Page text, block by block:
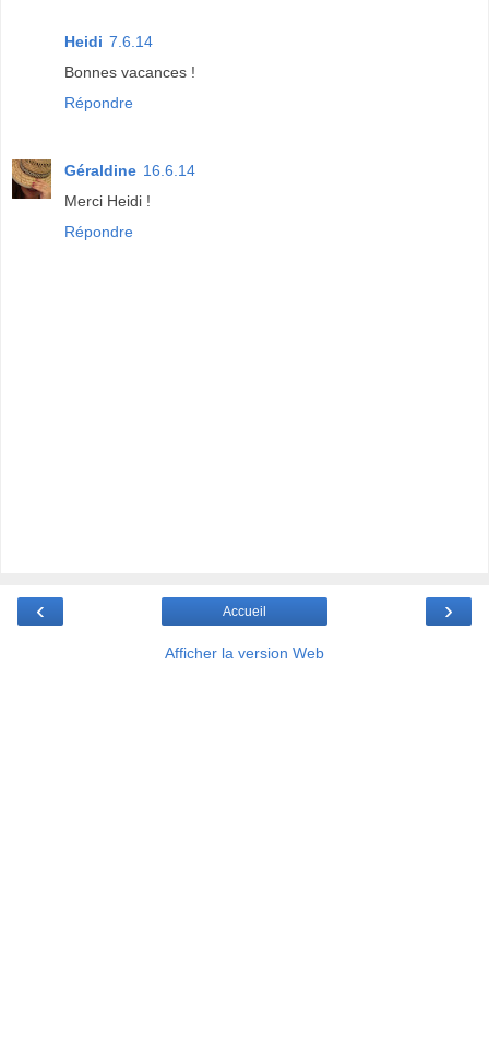
Heidi 7.6.14
Bonnes vacances !
Répondre
Géraldine 16.6.14
Merci Heidi !
Répondre
‹ ›
Accueil
Afficher la version Web